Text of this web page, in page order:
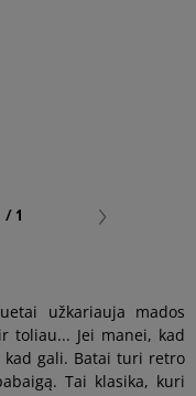
/ 1
užkariauja mados
toliau... Jei manei, kad
gali. Batai turi retro
Tai klasika, kuri